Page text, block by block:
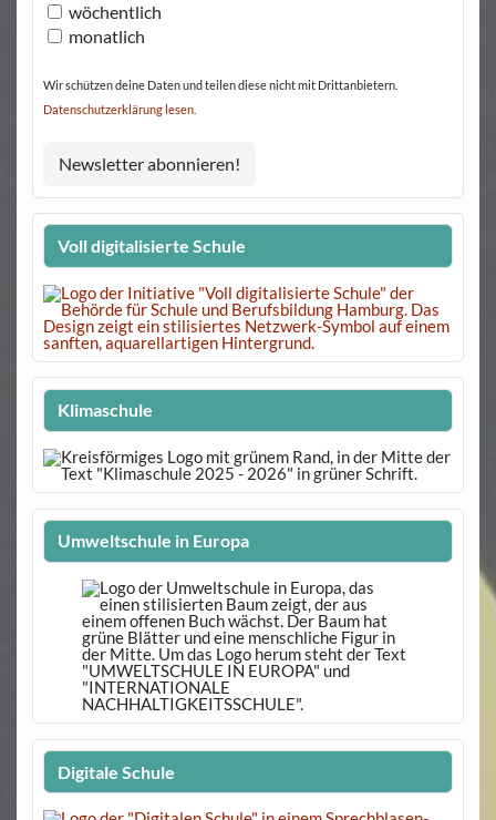
wöchentlich
monatlich
Wir schützen deine Daten und teilen diese nicht mit Drittanbietern.
Datenschutzerklärung lesen.
Voll digitalisierte Schule
Klimaschule
Umweltschule in Europa
Digitale Schule